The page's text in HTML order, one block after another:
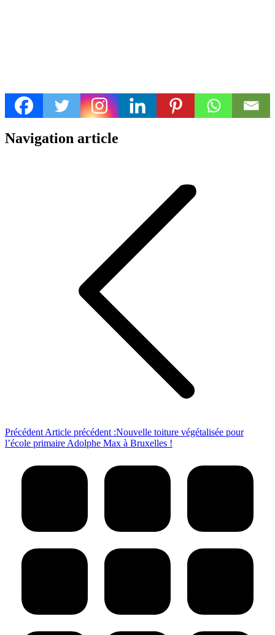
Navigation article
Précédent Article précédent :Nouvelle toiture végétalisée pour
l’école primaire Adolphe Max à Bruxelles !